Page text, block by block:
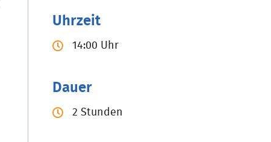
Uhrzeit
14:00 Uhr
Dauer
2 Stunden